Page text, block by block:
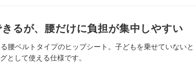
るが、腰だけに負担が集中しやすい
ベルトタイプのヒップシート。子どもを乗せていないと
として使える仕様です。